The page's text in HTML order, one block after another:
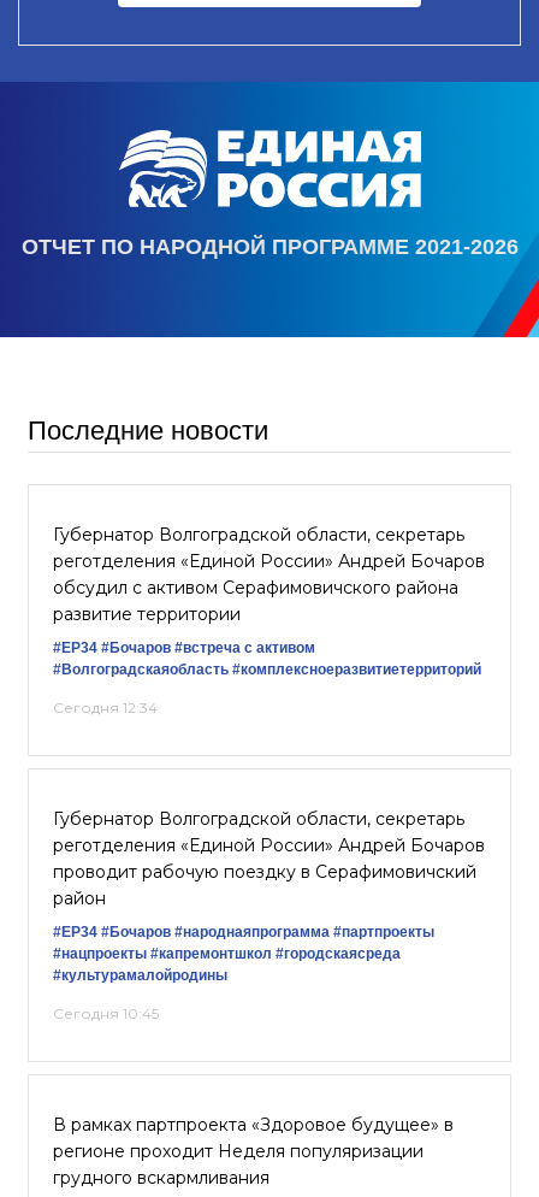
ОТЧЕТ ПО НАРОДНОЙ ПРОГРАММЕ 2021-2026
Последние новости
Губернатор Волгоградской области, секретарь
реготделения «Единой России» Андрей Бочаров
обсудил с активом Серафимовичского района
развитие территории
#ЕР34 #Бочаров #встреча с активом
#Волгоградскаяобласть #комплексноеразвитиетерриторий
Сегодня 12:34
Губернатор Волгоградской области, секретарь
реготделения «Единой России» Андрей Бочаров
проводит рабочую поездку в Серафимовичский
район
#ЕР34 #Бочаров #народнаяпрограмма #партпроекты
#нацпроекты #капремонтшкол #городскаясреда
#культурамалойродины
Сегодня 10:45
В рамках партпроекта «Здоровое будущее» в
регионе проходит Неделя популяризации
грудного вскармливания